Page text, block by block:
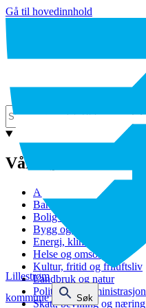
Gå til hovedinnhold
Lillestrøm
kommune
Søk
Våre tjenester
Avfall og gjenvinning
Barnehage
Bolig og sosiale tjenester
Bygg og eiendom
Energi, klima og miljø
Helse og omsorg
Kultur, fritid og friluftsliv
Landbruk og natur
Politikk og administrasjon
Skatt, bevilling og næring